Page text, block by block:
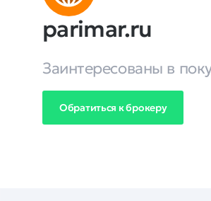
parimar.ru
Заинтересованы в
Обратиться к брокеру